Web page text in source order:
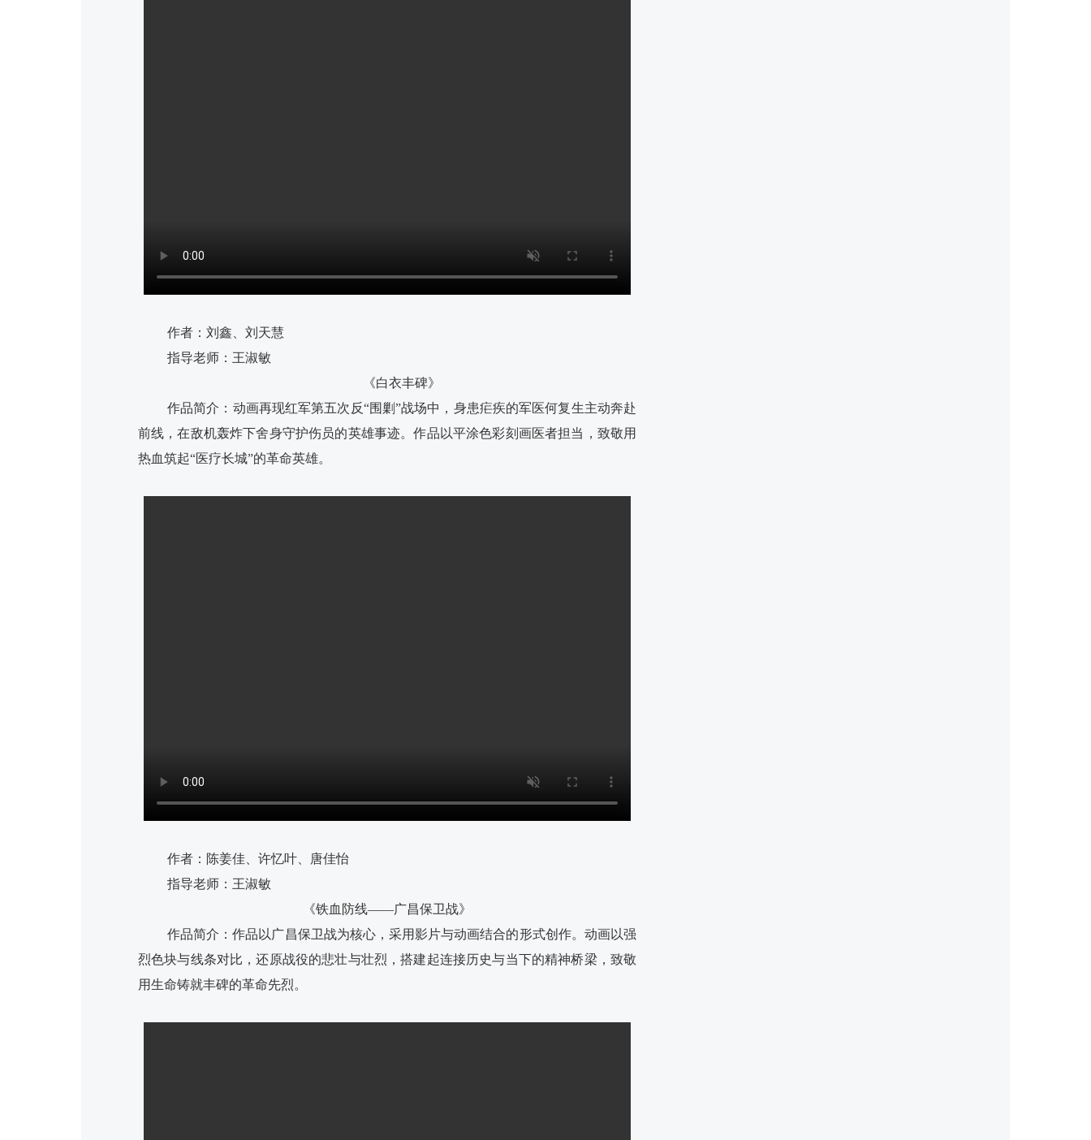
作者：刘鑫、刘天慧
指导老师：王淑敏
《白衣丰碑》
作品简介：动画再现红军第五次反“围剿”战场中，身患疟疾的军医何复生主动奔赴
前线，在敌机轰炸下舍身守护伤员的英雄事迹。作品以平涂色彩刻画医者担当，致敬用
热血筑起“医疗长城”的革命英雄。
作者：陈姜佳、许忆叶、唐佳怡
指导老师：王淑敏
《铁血防线——广昌保卫战》
作品简介：作品以广昌保卫战为核心，采用影片与动画结合的形式创作。动画以强
烈色块与线条对比，还原战役的悲壮与壮烈，搭建起连接历史与当下的精神桥梁，致敬
用生命铸就丰碑的革命先烈。